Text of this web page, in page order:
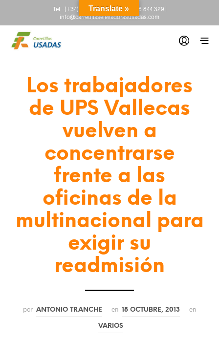
Tel.: (+34) 665 845 222-(+34) 918 844 329|
info@carretillaselevadorasusadas.com
Los trabajadores
de UPS Vallecas
vuelven a
concentrarse
frente a las
oficinas de la
multinacional para
exigir su
readmisión
por ANTONIO TRANCHE en 18 OCTUBRE, 2013 en
VARIOS
Translate »